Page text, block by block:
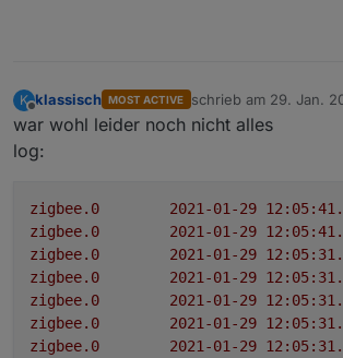
K klassisch MOST ACTIVE schrieb am 29. Jan.
zuletzt editiert von
war wohl leider noch nicht alles
log:
zigbee.0
zigbee.0
zigbee.0
zigbee.0
zigbee.0
zigbee.0
zigbee.0